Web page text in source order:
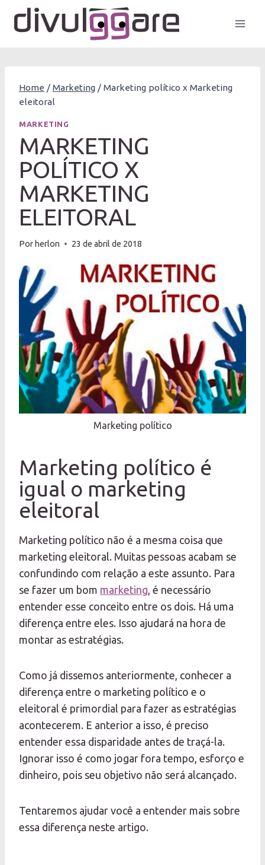
para
Home / Marketing / Marketing político x Marketing
eleitoral
MARKETING
MARKETING
POLÍTICO X
MARKETING
ELEITORAL
Por herlon 23 de abril de 2018
Marketing político
Marketing político é
igual o marketing
eleitoral
Marketing político não é a mesma coisa que
marketing eleitoral. Muitas pessoas acabam se
confundindo com relação a este assunto. Para
se fazer um bom marketing, é necessário
entender esse conceito entre os dois. Há uma
diferença entre eles. Isso ajudará na hora de
montar as estratégias.
Como já dissemos anteriormente, conhecer a
diferença entre o marketing político e o
eleitoral é primordial para fazer as estratégias
acontecerem. E anterior a isso, é preciso
entender essa disparidade antes de traçá-la.
Ignorar isso é como jogar fora tempo, esforço e
dinheiro, pois seu objetivo não será alcançado.
Tentaremos ajudar você a entender mais sobre
essa diferença neste artigo.